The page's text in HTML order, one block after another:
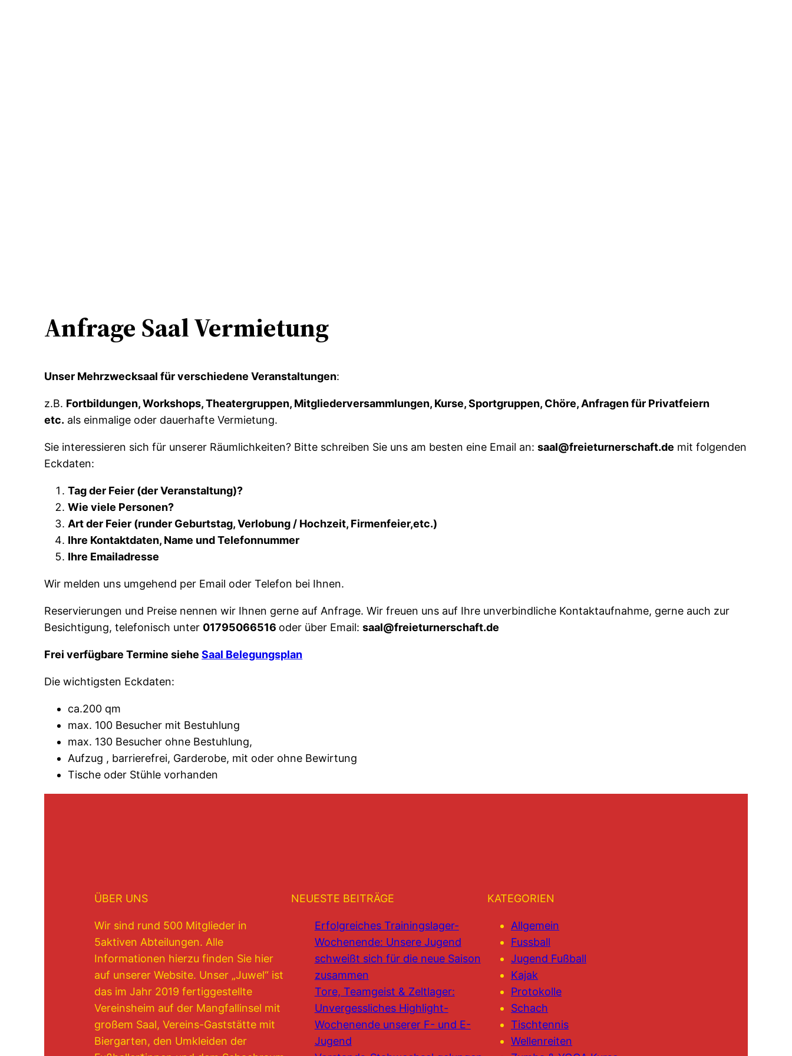
Anfrage Saal Vermietung
Unser Mehrzwecksaal für verschiedene Veranstaltungen:
z.B. Fortbildungen,Workshops, Theatergruppen, Mitgliederversammlungen, Kurse, Sportgruppen, Chöre, Anfragen für Privatfeiern
etc. als einmalige oder dauerhafte Vermietung.
Sie interessieren sich für unserer Räumlichkeiten? Bitte schreiben Sie uns am besten eine Email an:saal@freieturnerschaft.de mit folgenden
Eckdaten:
Tag der Feier (der Veranstaltung)?
Wie viele Personen?
Art der Feier (runder Geburtstag, Verlobung / Hochzeit, Firmenfeier,etc.)
Ihre Kontaktdaten, Name und Telefonnummer
Ihre Emailadresse
Wir melden uns umgehend per Email oder Telefon bei Ihnen.
Reservierungen und Preise nennen wir Ihnen gerne auf Anfrage. Wir freuen uns auf Ihre unverbindliche Kontaktaufnahme, gerne auch zur
Besichtigung, telefonisch unter 01795066516 oder über Email:saal@freieturnerschaft.de
Frei verfügbare Termine sieheSaal Belegungsplan
Die wichtigsten Eckdaten:
ca.200 qm
max. 100 Besucher mit Bestuhlung
max. 130 Besucher ohne Bestuhlung,
Aufzug , barrierefrei, Garderobe, mit oder ohne Bewirtung
Tische oder Stühle vorhanden
ÜBER UNS
Wir sind rund 500 Mitglieder in
5aktiven Abteilungen. Alle
Informationen hierzu finden Sie hier
auf unserer Website. Unser „Juwel“ ist
das im Jahr 2019 fertiggestellte
Vereinsheim auf der Mangfallinsel mit
großem Saal, Vereins-Gaststätte mit
Biergarten, den Umkleiden der
NEUESTE BEITRÄGE
Erfolgreiches Trainingslager-
Wochenende: Unsere Jugend
schweißt sich für die neue Saison
zusammen
Tore, Teamgeist & Zeltlager:
Unvergessliches Highlight-
Wochenende unserer F- und E-
Jugend
KATEGORIEN
Allgemein
Fussball
Jugend Fußball
Kajak
Protokolle
Schach
Tischtennis
Wellenreiten